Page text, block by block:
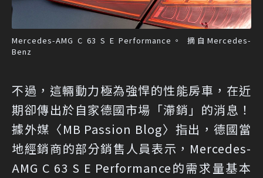
Mercedes-AMG C 63 S E Performance。 摘自Mercedes-
Benz
不過，這輛動力極為強悍的性能房車，在近
期卻傳出於自家德國市場「滯銷」的消息！
據外媒〈MB Passion Blog〉指出，德國當
地經銷商的部分銷售人員表示，Mercedes-
AMG C 63 S E Performance的需求量基本